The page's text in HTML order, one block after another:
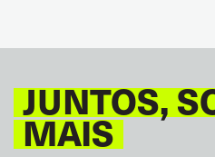
JUNTOS,
MAIS